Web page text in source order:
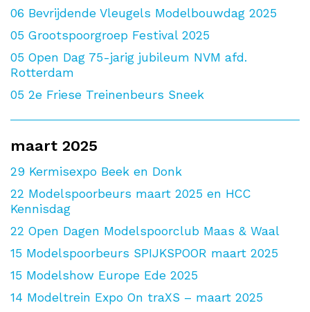
06 Bevrijdende Vleugels Modelbouwdag 2025
05 Grootspoorgroep Festival 2025
05 Open Dag 75-jarig jubileum NVM afd.
Rotterdam
05 2e Friese Treinenbeurs Sneek
maart 2025
29 Kermisexpo Beek en Donk
22 Modelspoorbeurs maart 2025 en HCC
Kennisdag
22 Open Dagen Modelspoorclub Maas & Waal
15 Modelspoorbeurs SPIJKSPOOR maart 2025
15 Modelshow Europe Ede 2025
14 Modeltrein Expo On traXS – maart 2025